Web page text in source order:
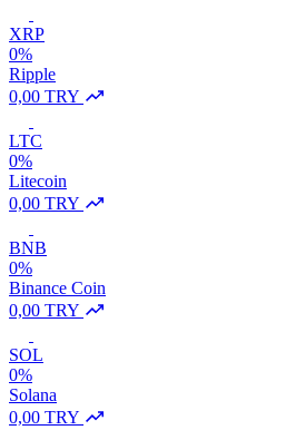
XRP
0%
Ripple
0,00 TRY
LTC
0%
Litecoin
0,00 TRY
BNB
0%
Binance Coin
0,00 TRY
SOL
0%
Solana
0,00 TRY